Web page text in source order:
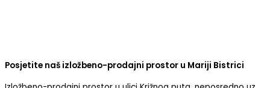
Posjetite naš izložbeno-prodajni prostor u Mariji Bistrici